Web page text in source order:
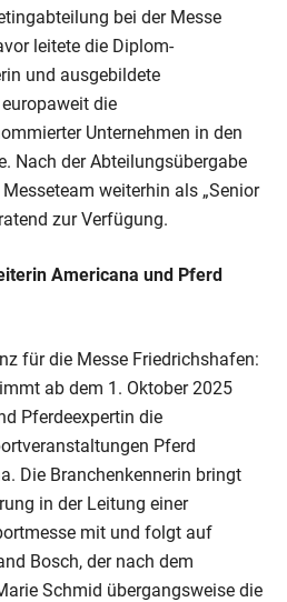
bei der Messe
leitete die Diplom-
und ausgebildete
die
Unternehmen in den
Nach der Abteilungsübergabe
weiterhin als „Senior
zur Verfügung.
Americana und Pferd
für die Messe Friedrichshafen:
ab dem 1. Oktober 2025
Pferdeexpertin die
Pferd
Die Branchenkennerin bringt
in der Leitung einer
mit und folgt auf
Bosch, der nach dem
Schmid übergangsweise die